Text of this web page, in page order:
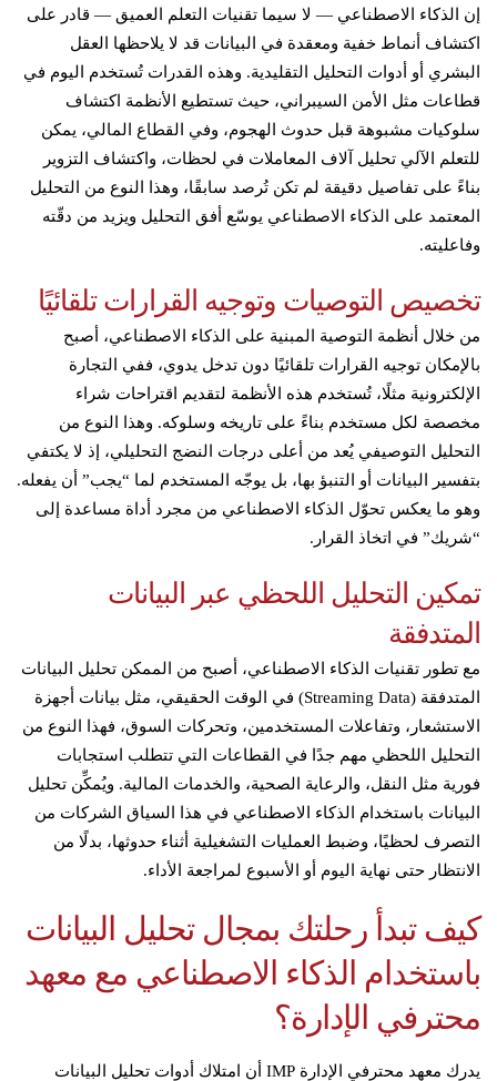
إن الذكاء الاصطناعي — لا سيما تقنيات التعلم العميق — قادر على
اكتشاف أنماط خفية ومعقدة في البيانات قد لا يلاحظها العقل
البشري أو أدوات التحليل التقليدية. وهذه القدرات تُستخدم اليوم في
قطاعات مثل الأمن السيبراني، حيث تستطيع الأنظمة اكتشاف
سلوكيات مشبوهة قبل حدوث الهجوم، وفي القطاع المالي، يمكن
للتعلم الآلي تحليل آلاف المعاملات في لحظات، واكتشاف التزوير
بناءً على تفاصيل دقيقة لم تكن تُرصد سابقًا، وهذا النوع من التحليل
المعتمد على الذكاء الاصطناعي يوسّع أفق التحليل ويزيد من دقّته
وفاعليته.
تخصيص التوصيات وتوجيه القرارات تلقائيًا
من خلال أنظمة التوصية المبنية على الذكاء الاصطناعي، أصبح
بالإمكان توجيه القرارات تلقائيًا دون تدخل يدوي، ففي التجارة
الإلكترونية مثلًا، تُستخدم هذه الأنظمة لتقديم اقتراحات شراء
مخصصة لكل مستخدم بناءً على تاريخه وسلوكه. وهذا النوع من
التحليل التوصيفي يُعد من أعلى درجات النضج التحليلي، إذ لا يكتفي
بتفسير البيانات أو التنبؤ بها، بل يوجّه المستخدم لما “يجب” أن يفعله.
وهو ما يعكس تحوّل الذكاء الاصطناعي من مجرد أداة مساعدة إلى
“شريك” في اتخاذ القرار.
تمكين التحليل اللحظي عبر البيانات
المتدفقة
مع تطور تقنيات الذكاء الاصطناعي، أصبح من الممكن تحليل البيانات
المتدفقة (Streaming Data) في الوقت الحقيقي، مثل بيانات أجهزة
الاستشعار، وتفاعلات المستخدمين، وتحركات السوق، فهذا النوع من
التحليل اللحظي مهم جدًا في القطاعات التي تتطلب استجابات
فورية مثل النقل، والرعاية الصحية، والخدمات المالية. ويُمكِّن تحليل
البيانات باستخدام الذكاء الاصطناعي في هذا السياق الشركات من
التصرف لحظيًا، وضبط العمليات التشغيلية أثناء حدوثها، بدلًا من
الانتظار حتى نهاية اليوم أو الأسبوع لمراجعة الأداء.
كيف تبدأ رحلتك بمجال تحليل البيانات
باستخدام الذكاء الاصطناعي مع معهد
محترفي الإدارة؟
يدرك معهد محترفي الإدارة IMP أن امتلاك أدوات تحليل البيانات